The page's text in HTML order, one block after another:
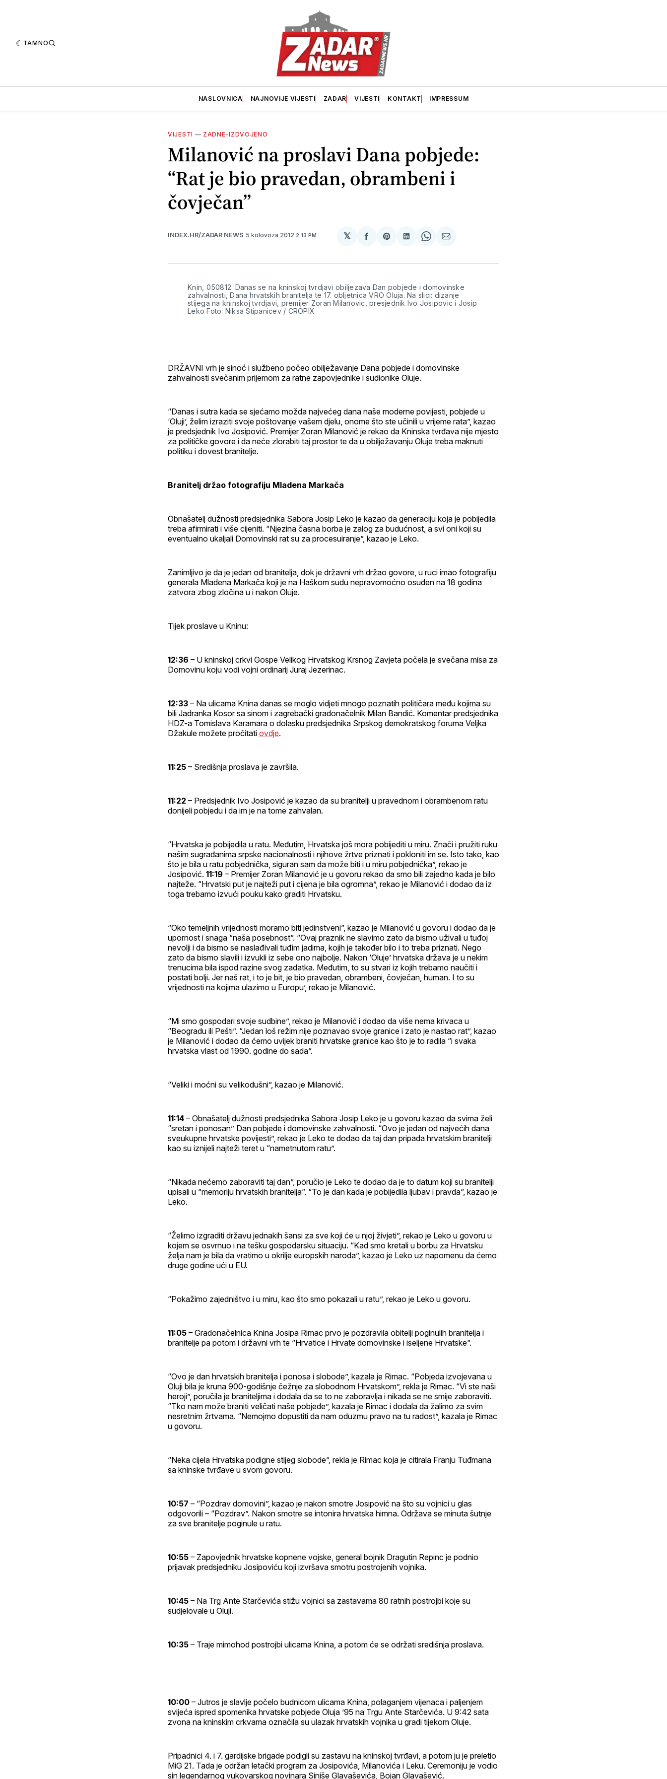
TAMNO
NASLOVNICA NAJNOVIJE VIJESTI ZADAR VIJESTI KONTAKT IMPRESSUM
VIJESTI — ZADNE-IZDVOJENO
Milanović na proslavi Dana pobjede:
“Rat je bio pravedan, obrambeni i
čovječan”
INDEX.HR/ZADAR NEWS 5 kolovoza 2012 2:13 PM. 𝕏
podijeli
Facebook
Sharepodijeli
LinkedIn
Sharepodijeli
maila
Knin, 050812. Danas se na kninskoj tvrdjavi obiljezava Dan pobjede i domovinske
zahvalnosti, Dana hrvatskih branitelja te 17. obljetnica VRO Oluja. Na slici: dizanje
stijega na kninskoj tvrdjavi, premijer Zoran Milanovic, presjednik Ivo Josipovic i Josip
Leko Foto: Niksa Stipanicev / CROPIX
DRŽAVNI vrh je sinoć i službeno počeo obilježavanje Dana pobjede i domovinske
zahvalnosti svečanim prijemom za ratne zapovjednike i sudionike Oluje.
“Danas i sutra kada se sjećamo možda najvećeg dana naše moderne povijesti, pobjede u
‘Oluji’, želim izraziti svoje poštovanje vašem djelu, onome što ste učinili u vrijeme rata”, kazao
je predsjednik Ivo Josipović. Premijer Zoran Milanović je rekao da Kninska tvrđava nije mjesto
za političke govore i da neće zlorabiti taj prostor te da u obilježavanju Oluje treba maknuti
politiku i dovest branitelje.
Branitelj držao fotografiju Mladena Markača
Obnašatelj dužnosti predsjednika Sabora Josip Leko je kazao da generaciju koja je pobijedila
treba afirmirati i više cijeniti. “Njezina časna borba je zalog za budućnost, a svi oni koji su
eventualno ukaljali Domovinski rat su za procesuiranje”, kazao je Leko.
Zanimljivo je da je jedan od branitelja, dok je državni vrh držao govore, u ruci imao fotografiju
generala Mladena Markača koji je na Haškom sudu nepravomoćno osuđen na 18 godina
zatvora zbog zločina u i nakon Oluje.
Tijek proslave u Kninu:
12:36 – U kninskoj crkvi Gospe Velikog Hrvatskog Krsnog Zavjeta počela je svečana misa za
Domovinu koju vodi vojni ordinarij Juraj Jezerinac.
12:33 – Na ulicama Knina danas se moglo vidjeti mnogo poznatih političara među kojima su
bili Jadranka Kosor sa sinom i zagrebački gradonačelnik Milan Bandić. Komentar predsjednika
HDZ-a Tomislava Karamara o dolasku predsjednika Srpskog demokratskog foruma Veljka
Džakule možete pročitati ovdje.
11:25 – Središnja proslava je završila.
11:22 – Predsjednik Ivo Josipović je kazao da su branitelji u pravednom i obrambenom ratu
donijeli pobjedu i da im je na tome zahvalan.
“Hrvatska je pobijedila u ratu. Međutim, Hrvatska još mora pobijediti u miru. Znači i pružiti ruku
našim sugrađanima srpske nacionalnosti i njihove žrtve priznati i pokloniti im se. Isto tako, kao
što je bila u ratu pobjednička, siguran sam da može biti i u miru pobjednička”, rekao je
Josipović. 11:19 – Premijer Zoran Milanović je u govoru rekao da smo bili zajedno kada je bilo
najteže. “Hrvatski put je najteži put i cijena je bila ogromna”, rekao je Milanović i dodao da iz
toga trebamo izvući pouku kako graditi Hrvatsku.
“Oko temeljnih vrijednosti moramo biti jedinstveni”, kazao je Milanović u govoru i dodao da je
upornost i snaga “naša posebnost”. “Ovaj praznik ne slavimo zato da bismo uživali u tuđoj
nevolji i da bismo se naslađivali tuđim jadima, kojih je također bilo i to treba priznati. Nego
zato da bismo slavili i izvukli iz sebe ono najbolje. Nakon ‘Oluje’ hrvatska država je u nekim
trenucima bila ispod razine svog zadatka. Međutim, to su stvari iz kojih trebamo naučiti i
postati bolji. Jer naš rat, i to je bit, je bio pravedan, obrambeni, čovječan, human. I to su
vrijednosti na kojima ulazimo u Europu’, rekao je Milanović.
“Mi smo gospodari svoje sudbine”, rekao je Milanović i dodao da više nema krivaca u
“Beogradu ili Pešti”. “Jedan loš režim nije poznavao svoje granice i zato je nastao rat”, kazao
je Milanović i dodao da ćemo uvijek braniti hrvatske granice kao što je to radila “i svaka
hrvatska vlast od 1990. godine do sada”.
“Veliki i moćni su velikodušni”, kazao je Milanović.
11:14 – Obnašatelj dužnosti predsjednika Sabora Josip Leko je u govoru kazao da svima želi
“sretan i ponosan” Dan pobjede i domovinske zahvalnosti. “Ovo je jedan od najvećih dana
sveukupne hrvatske povijesti”, rekao je Leko te dodao da taj dan pripada hrvatskim branitelji
kao su iznijeli najteži teret u “nametnutom ratu”.
“Nikada nećemo zaboraviti taj dan”, poručio je Leko te dodao da je to datum koji su branitelji
upisali u “memoriju hrvatskih branitelja”. “To je dan kada je pobijedila ljubav i pravda”, kazao je
Leko.
“Želimo izgraditi državu jednakih šansi za sve koji će u njoj živjeti”, rekao je Leko u govoru u
kojem se osvrnuo i na tešku gospodarsku situaciju. “Kad smo kretali u borbu za Hrvatsku
želja nam je bila da vratimo u okrilje europskih naroda”, kazao je Leko uz napomenu da ćemo
druge godine ući u EU.
“Pokažimo zajedništvo i u miru, kao što smo pokazali u ratu”, rekao je Leko u govoru.
11:05 – Gradonačelnica Knina Josipa Rimac prvo je pozdravila obitelji poginulih branitelja i
branitelje pa potom i državni vrh te “Hrvatice i Hrvate domovinske i iseljene Hrvatske”.
“Ovo je dan hrvatskih branitelja i ponosa i slobode”, kazala je Rimac. “Pobjeda izvojevana u
Oluji bila je kruna 900-godišnje čežnje za slobodnom Hrvatskom”, rekla je Rimac. “Vi ste naši
heroji”, poručila je braniteljima i dodala da se to ne zaboravlja i nikada se ne smije zaboraviti.
“Tko nam može braniti veličati naše pobjede”, kazala je Rimac i dodala da žalimo za svim
nesretnim žrtvama. “Nemojmo dopustiti da nam oduzmu pravo na tu radost”, kazala je Rimac
u govoru.
“Neka cijela Hrvatska podigne stijeg slobode”, rekla je Rimac koja je citirala Franju Tuđmana
sa kninske tvrđave u svom govoru.
10:57 – “Pozdrav domovini”, kazao je nakon smotre Josipović na što su vojnici u glas
odgovorili – “Pozdrav”. Nakon smotre se intonira hrvatska himna. Održava se minuta šutnje
za sve branitelje poginule u ratu.
10:55 – Zapovjednik hrvatske kopnene vojske, general bojnik Dragutin Repinc je podnio
prijavak predsjedniku Josipoviću koji izvršava smotru postrojenih vojnika.
10:45 – Na Trg Ante Starčevića stižu vojnici sa zastavama 80 ratnih postrojbi koje su
sudjelovale u Oluji.
10:35 – Traje mimohod postrojbi ulicama Knina, a potom će se održati središnja proslava.
10:00 – Jutros je slavlje počelo budnicom ulicama Knina, polaganjem vijenaca i paljenjem
svijeća ispred spomenika hrvatske pobjede Oluja ’95 na Trgu Ante Starčevića. U 9:42 sata
zvona na kninskim crkvama označila su ulazak hrvatskih vojnika u gradi tijekom Oluje.
Pripadnici 4. i 7. gardijske brigade podigli su zastavu na kninskoj tvrđavi, a potom ju je preletio
MiG 21. Tada je održan letački program za Josipovića, Milanovića i Leku. Ceremoniju je vodio
sin legendarnog vukovarskog novinara Siniše Glavaševića, Bojan Glavašević.